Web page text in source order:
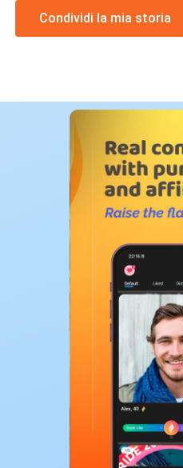
Condividi la mia storia